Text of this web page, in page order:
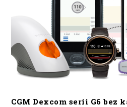
CGM Dexcom serii G6 bez